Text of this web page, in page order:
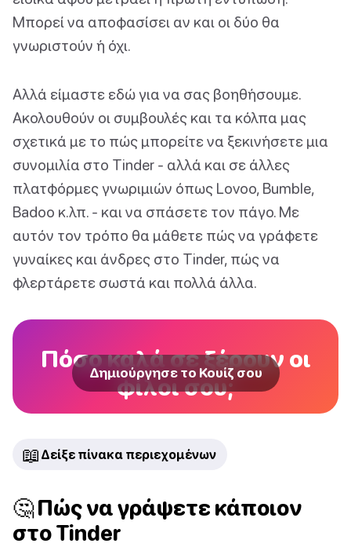
Μπορεί να αποφασίσει αν και οι δύο θα
γνωριστούν ή όχι.
Αλλά είμαστε εδώ για να σας βοηθήσουμε.
Ακολουθούν οι συμβουλές και τα κόλπα μας
σχετικά με το πώς μπορείτε να ξεκινήσετε μια
συνομιλία στο Tinder - αλλά και σε άλλες
πλατφόρμες γνωριμιών όπως Lovoo, Bumble,
Badoo κ.λπ. - και να σπάσετε τον πάγο. Με
αυτόν τον τρόπο θα μάθετε πώς να γράφετε
γυναίκες και άνδρες στο Tinder, πώς να
φλερτάρετε σωστά και πολλά άλλα.
Πόσο καλά σε ξέρουν οι
φίλοι σου;
Δημιούργησε το Κουίζ σου
📖 Δείξε πίνακα περιεχομένων
🤔 Πώς να γράψετε κάποιον
στο Tinder